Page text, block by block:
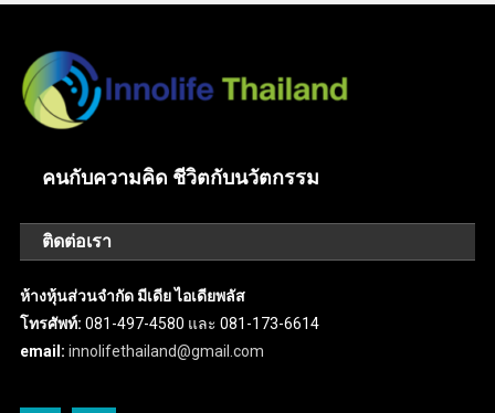
คนกับความคิด ชีวิตกับนวัตกรรม
ติดต่อเรา
ห้างหุ้นส่วนจำกัด มีเดีย ไอเดียพลัส
โทรศัพท์: 081-497-4580 และ 081-173-6614
email: innolifethailand@gmail.com